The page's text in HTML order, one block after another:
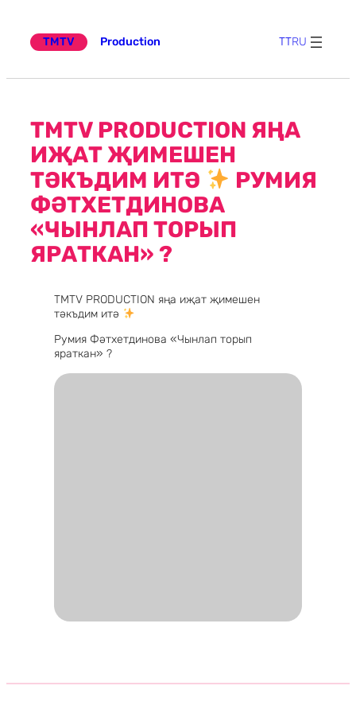
TMTV
Production TTRU
TMTV PRODUCTION ЯҢА
ИҖАТ ҖИМЕШЕН
ТӘКЪДИМ ИТӘ
РУМИЯ
ФӘТХЕТДИНОВА
«ЧЫНЛАП ТОРЫП
ЯРАТКАН» ?
TMTV PRODUCTION яңа иҗат җимешен
тәкъдим итә
Румия Фәтхетдинова «Чынлап торып
яраткан» ?